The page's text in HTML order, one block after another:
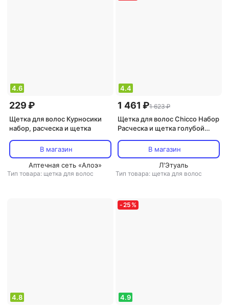
4.6
229 ₽
Щетка для волос Курносики
набор, расческа и щетка
В магазин
Аптечная сеть «Алоэ»
Тип товара: щетка для волос
4.4
1 461 ₽1 623 ₽
Щетка для волос Chicco Набор
Расческа и щетка голубой
В магазин
Л'Этуаль
Тип товара: щетка для волос
4.8
-25 %
4.9